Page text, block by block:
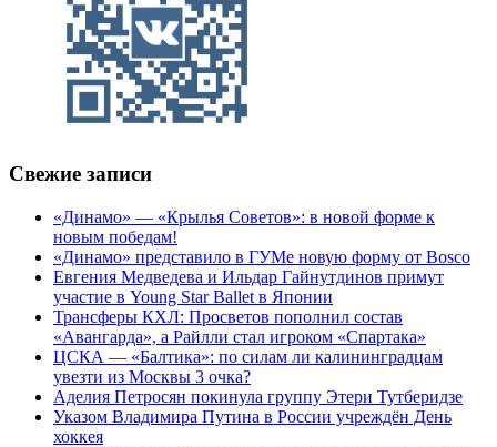
Свежие записи
«Динамо» — «Крылья Советов»: в новой форме к
новым победам!
«Динамо» представило в ГУМе новую форму от Bosco
Евгения Медведева и Ильдар Гайнутдинов примут
участие в Young Star Ballet в Японии
Трансферы КХЛ: Просветов пополнил состав
«Авангарда», а Райлли стал игроком «Спартака»
ЦСКА — «Балтика»: по силам ли калининградцам
увезти из Москвы 3 очка?
Аделия Петросян покинула группу Этери Тутберидзе
Указом Владимира Путина в России учреждён День
хоккея